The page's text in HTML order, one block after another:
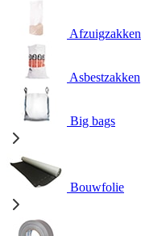
Afzuigzakken
Asbestzakken
Big bags
Bouwfolie